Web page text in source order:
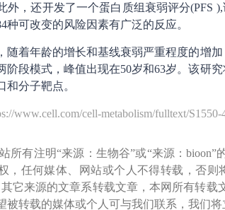
外，还开发了一个蛋白质组衰弱评分(PFS
种可改变的风险因素有广泛的反应。
随着年龄的增长和基线衰弱严重程度的增
阶段模式，峰值出现在50岁和63岁。该研
和分子靶点。
www.cell.com/cell-metabolism/fulltext/S1550-
所有注明“来源：生物谷”或“来源：
，任何媒体、网站或个人不得转载，否
它来源的文章系转载文章，本网所有转
被转载的媒体或个人可与我们联系，我们将